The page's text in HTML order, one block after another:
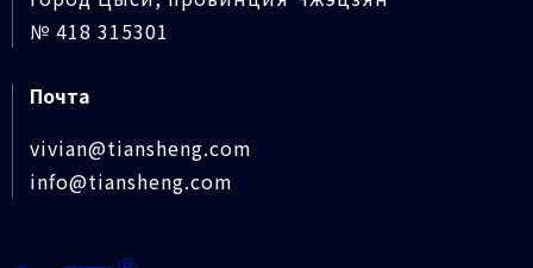
№ 418 315301
Почта
vivian@tiansheng.com
info@tiansheng.com